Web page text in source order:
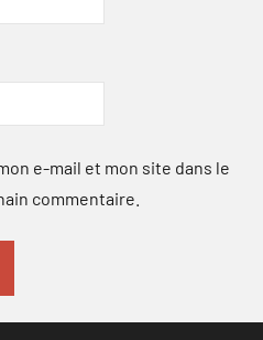
e-mail et mon site dans le
commentaire.